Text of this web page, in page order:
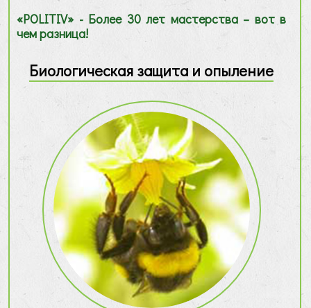
«POLITIV» - Более 30 лет мастерства – вот в
чем разница!
Биологическая защита и опыление